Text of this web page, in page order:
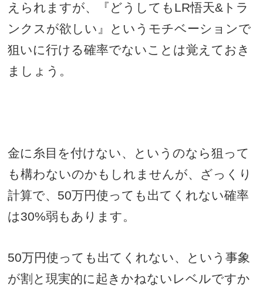
えられますが、『どうしても LR悟天& トラ
ンクスが欲しい』というモチベーションで
狙いに行ける確率でないことは覚えておき
ましょう。
金に糸目を付けない、というのなら狙って
も構わないのかもしれませんが、ざっくり
計算で、 50万円使っても出てくれない確率
は30%弱もあります。
50万円使っても出てくれない、という事象
が割と現実的に起きかねないレベルですか